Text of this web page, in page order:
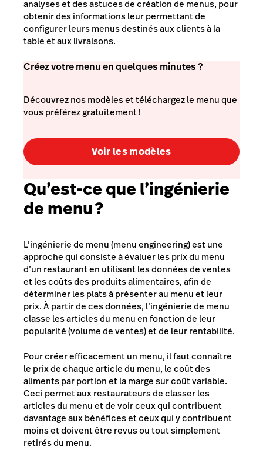
analyses et des astuces de création de menus, pour
obtenir des informations leur permettant de
configurer leurs menus destinés aux clients à la
table et aux livraisons.
Créez votre menu en quelques minutes ?
Découvrez nos modèles et téléchargez le menu que
vous préférez gratuitement !
Voir les modèles
Qu’est-ce que l’ingénierie
de menu ?
L’ingénierie de menu (menu engineering) est une
approche qui consiste à évaluer les prix du menu
d’un restaurant en utilisant les données de ventes
et les coûts des produits alimentaires, afin de
déterminer les plats à présenter au menu et leur
prix. À partir de ces données, l’ingénierie de menu
classe les articles du menu en fonction de leur
popularité (volume de ventes) et de leur rentabilité.
Pour créer efficacement un menu, il faut connaître
le prix de chaque article du menu, le coût des
aliments par portion et la marge sur coût variable.
Ceci permet aux restaurateurs de classer les
articles du menu et de voir ceux qui contribuent
davantage aux bénéfices et ceux qui y contribuent
moins et doivent être revus ou tout simplement
retirés du menu.